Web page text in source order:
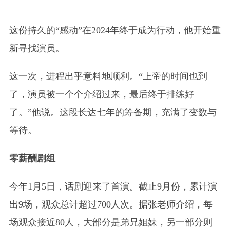
这份持久的“感动”在2024年终于成为行动，他开始重
新寻找演员。
这一次，进程出乎意料地顺利。“上帝的时间也到
了，演员被一个个介绍过来，最后终于排练好
了。”他说。这段长达七年的筹备期，充满了变数与
等待。
零薪酬剧组
今年1月5日，话剧迎来了首演。截止9月份，累计演
出9场，观众总计超过700人次。据张老师介绍，每
场观众接近80人，大部分是弟兄姐妹，另一部分则